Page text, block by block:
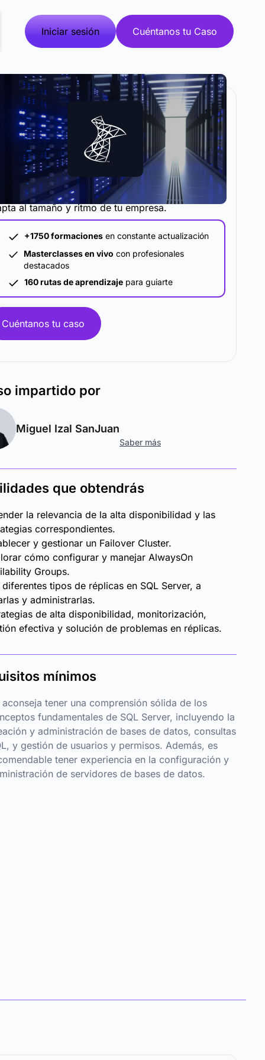
Iniciar sesión Cuéntanos tu Caso
y plataforma de formación que se
al tamaño y ritmo de tu empresa.
+1750 formaciones en constante actualización
Masterclasses en vivo con profesionales
destacados
160 rutas de aprendizaje para guiarte
Cuéntanos tu caso
impartido por
Miguel Izal SanJuan
Saber más
que obtendrás
la relevancia de la alta disponibilidad y las
correspondientes.
y gestionar un Failover Cluster.
cómo configurar y manejar AlwaysOn
Groups.
diferentes tipos de réplicas en SQL Server, a
y administrarlas.
de alta disponibilidad, monitorización,
efectiva y solución de problemas en réplicas.
mínimos
aconseja tener una comprensión sólida de los
fundamentales de SQL Server, incluyendo la
y administración de bases de datos, consultas
y gestión de usuarios y permisos. Además, es
tener experiencia en la configuración y
de servidores de bases de datos.